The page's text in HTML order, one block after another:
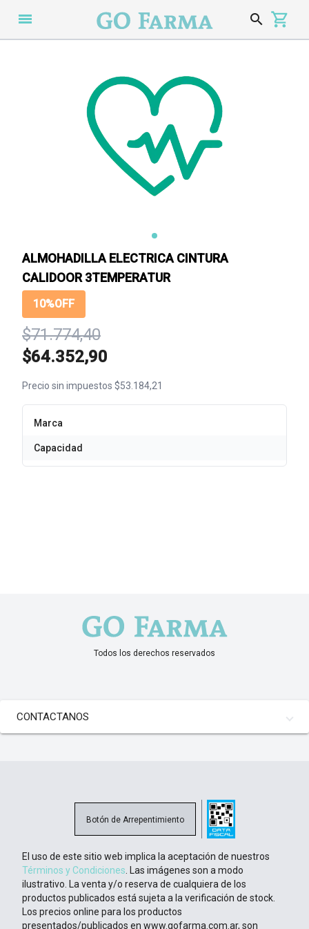
menu search
ALMOHADILLA ELECTRICA CINTURA
CALIDOOR 3TEMPERATUR
10%OFF
$71.774,40
$64.352,90
Precio sin impuestos $53.184,21
Marca
Capacidad
Todos los derechos reservados
CONTACTANOS
Botón de Arrepentimiento
El uso de este sitio web implica la aceptación de nuestros
Términos y Condiciones. Las imágenes son a modo
ilustrativo. La venta y/o reserva de cualquiera de los
productos publicados está sujeta a la verificación de stock.
Los precios online para los productos
presentados/publicados en www.gofarma.com.ar, son